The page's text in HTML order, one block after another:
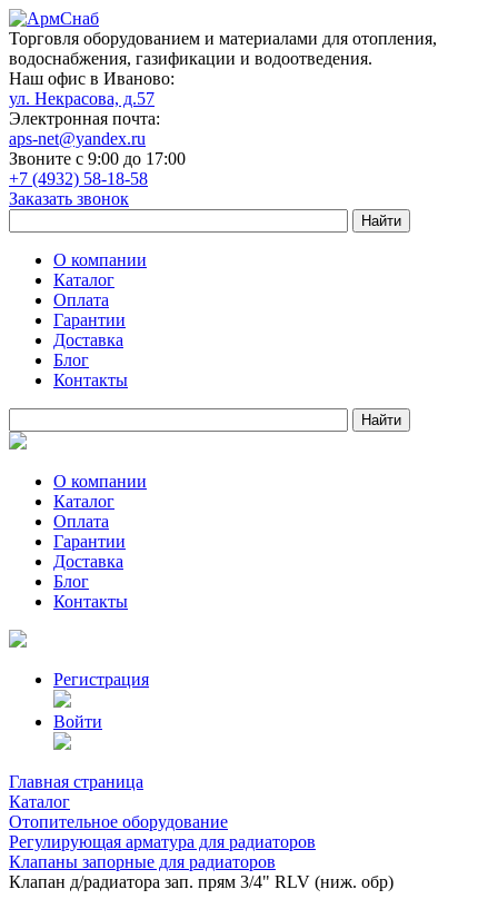
Торговля оборудованием и материалами для отопления,
водоснабжения, газификации и водоотведения.
Наш офис в Иваново:
ул. Некрасова, д.57
Электронная почта:
aps-net@yandex.ru
Звоните с 9:00 до 17:00
+7 (4932) 58-18-58
Заказать звонок
О компании
Каталог
Оплата
Гарантии
Доставка
Блог
Контакты
О компании
Каталог
Оплата
Гарантии
Доставка
Блог
Контакты
Регистрация
Войти
Главная страница
Каталог
Отопительное оборудование
Регулирующая арматура для радиаторов
Клапаны запорные для радиаторов
Клапан д/радиатора зап. прям 3/4" RLV (ниж. обр)